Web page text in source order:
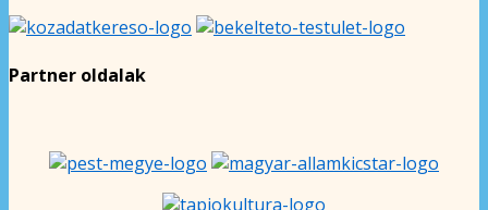
Partner oldalak